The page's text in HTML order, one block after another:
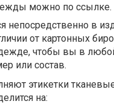
можно по ссылке.
непосредственно в
от картонных
чтобы вы в
или состав.
этикетки
на: